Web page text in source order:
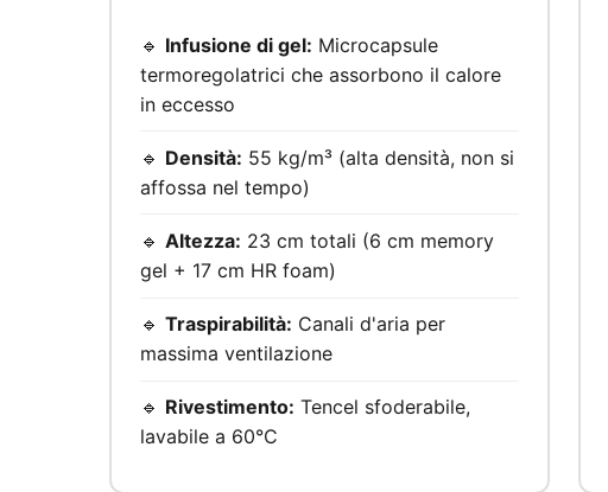
🔹 Infusione di gel: Microcapsule
termoregolatrici che assorbono il calore
in eccesso
🔹 Densità: 55 kg/m³ (alta densità, non si
affossa nel tempo)
🔹 Altezza: 23 cm totali (6 cm memory
gel + 17 cm HR foam)
🔹 Traspirabilità: Canali d'aria per
massima ventilazione
🔹 Rivestimento: Tencel sfoderabile,
lavabile a 60°C